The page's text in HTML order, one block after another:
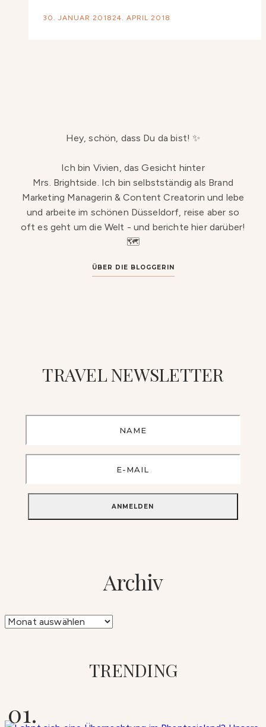
30. JANUAR 2018 24. APRIL 2018
Hey, schön, dass Du da bist! ✨
Ich bin Vivien, das Gesicht hinter
Mrs. Brightside. Ich bin selbstständig als Brand
Marketing Managerin & Content Creatorin und lebe
und arbeite im schönen Düsseldorf, reise aber so
oft es geht um die Welt - und berichte hier darüber!
🗺️
ÜBER DIE BLOGGERIN
TRAVEL NEWSLETTER
Archiv
Archiv
TRENDING